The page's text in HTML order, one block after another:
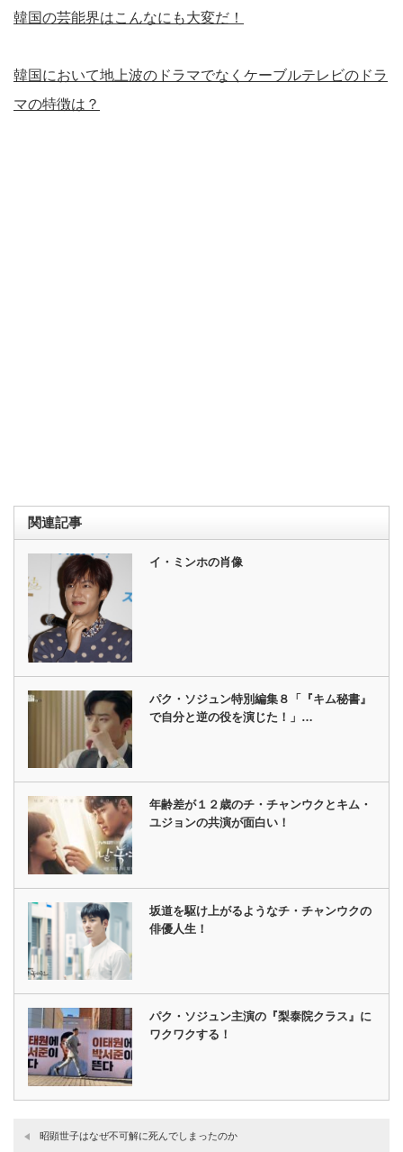
韓国の芸能界はこんなにも大変だ！
韓国において地上波のドラマでなくケーブルテレビのドラ
マの特徴は？
関連記事
イ・ミンホの肖像
パク・ソジュン特別編集８「『キム秘書』
で自分と逆の役を演じた！」…
年齢差が１２歳のチ・チャンウクとキム・
ユジョンの共演が面白い！
坂道を駆け上がるようなチ・チャンウクの
俳優人生！
パク・ソジュン主演の『梨泰院クラス』に
ワクワクする！
昭顕世子はなぜ不可解に死んでしまったのか